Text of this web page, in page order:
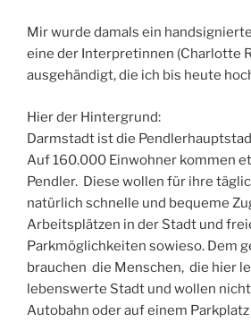
Mir wurde damals ein
eine der Interpretinnen (Charlotte
ausgehändigt, die ich bis heute
Hier der Hintergrund:
Darmstadt ist die
Auf 160.000 Einwohner kommen
Pendler. Diese wollen für ihre
natürlich schnelle und bequeme
Arbeitsplätzen in der Stadt und
Parkmöglichkeiten sowieso. Dem
brauchen die Menschen, die hier
lebenswerte Stadt und wollen
Autobahn oder auf einem